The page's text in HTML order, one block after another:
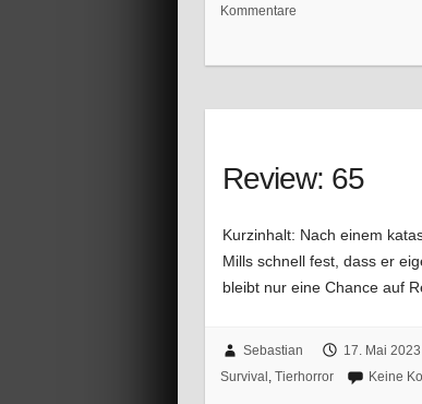
Kommentare
Review: 65
Kurzinhalt: Nach einem
Mills schnell fest, dass er
bleibt nur eine Chance auf
Sebastian 17. Mai 2023
Survival , Tierhorror Keine